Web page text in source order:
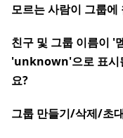
모르는 사람이 그룹에
친구 및 그룹 이름이 '
'unknown'으로 표시
요?
그룹 만들기/삭제/초